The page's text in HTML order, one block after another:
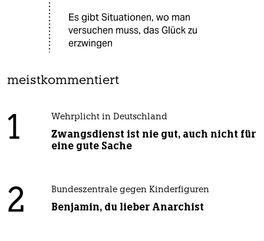
Es gibt Situationen, wo man
versuchen muss, das Glück zu
erzwingen
meistkommentiert
1 Wehrplicht in Deutschland
Zwangsdienst ist nie gut, auch nicht für
eine gute Sache
2 Bundeszentrale gegen Kinderfiguren
Benjamin, du lieber Anarchist